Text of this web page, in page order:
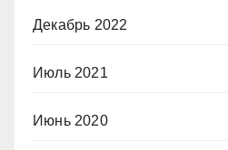
Декабрь 2022
Июль 2021
Июнь 2020